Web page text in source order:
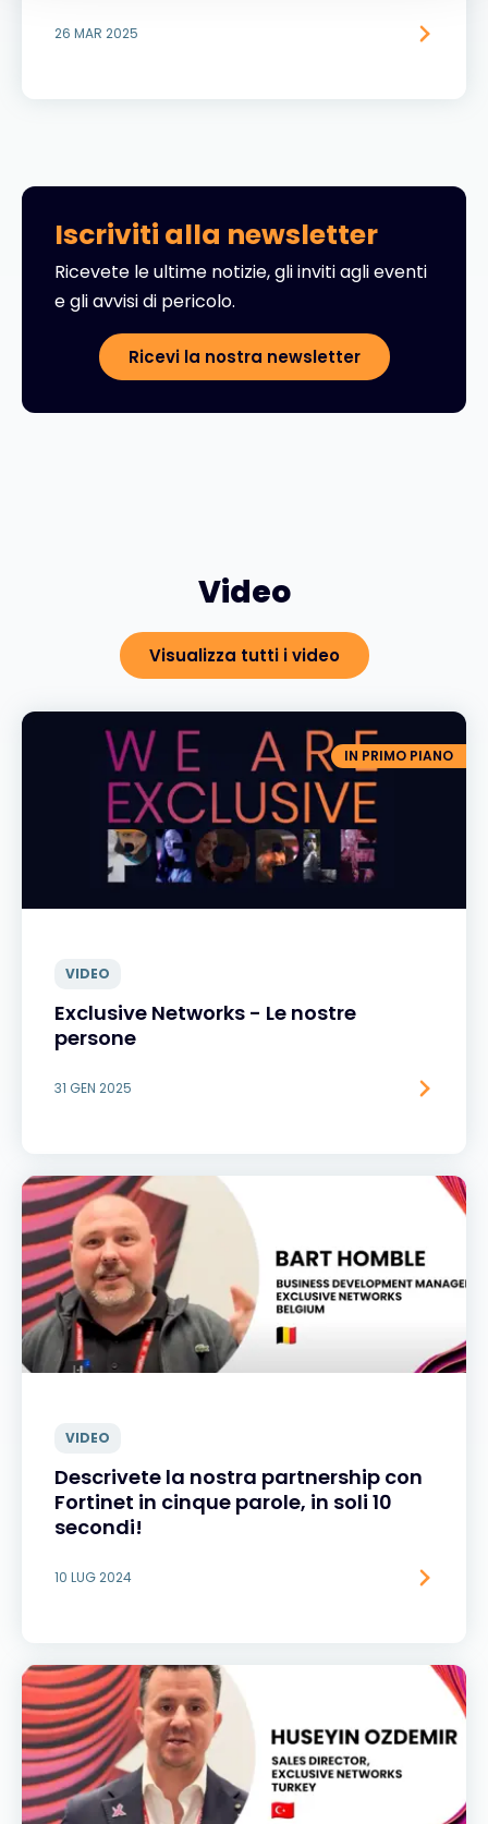
26 MAR 2025
Iscriviti alla newsletter
Ricevete le ultime notizie, gli inviti agli eventi
e gli avvisi di pericolo.
Ricevi la nostra newsletter
Video
Visualizza tutti i video
IN PRIMO PIANO
VIDEO
Exclusive Networks - Le nostre
persone
31 GEN 2025
VIDEO
Descrivete la nostra partnership con
Fortinet in cinque parole, in soli 10
secondi!
10 LUG 2024